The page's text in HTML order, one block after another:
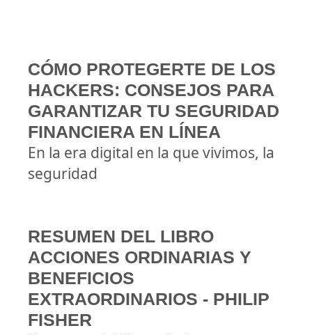
CÓMO PROTEGERTE DE LOS
HACKERS: CONSEJOS PARA
GARANTIZAR TU SEGURIDAD
FINANCIERA EN LÍNEA
En la era digital en la que vivimos, la
seguridad
RESUMEN DEL LIBRO
ACCIONES ORDINARIAS Y
BENEFICIOS
EXTRAORDINARIOS - PHILIP
FISHER